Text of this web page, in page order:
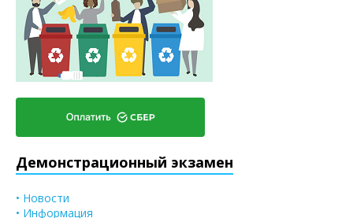
Демонстрационный экзамен
• Новости
• Информация